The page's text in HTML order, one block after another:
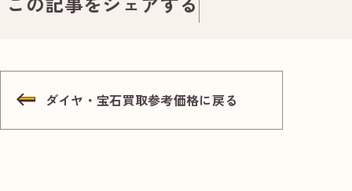
ダイヤ・宝石買取参考価格に戻る